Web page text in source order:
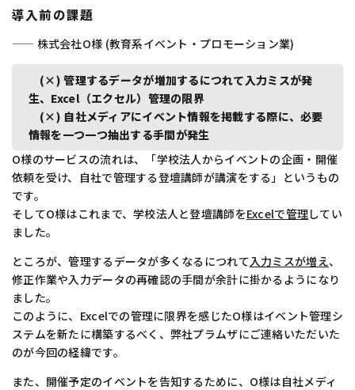
導入前の課題
—— 株式会社O様 (教育系イベント・プロモーション業)
(×) 管理するデータが増加するにつれて入力ミスが発
生、Excel（エクセル）管理の限界
(×) 自社メディアにイベント情報を掲載する際に、必要
情報を一つ一つ抽出する手間が発生
O様のサービスの流れは、「学校法人からイベントの企画・開催
依頼を受け、自社で管理する登壇講師が講演をする」というもの
です。
そしてO様はこれまで、学校法人と登壇講師をExcelで管理してい
ました。
ところが、管理するデータが多くなるにつれて入力ミスが増え、
修正作業や入力データの再確認の手間が余計に掛かるようになり
ました。
このように、Excelでの管理に限界を感じたO様はイベント管理シ
ステムを新たに構築するべく、弊社プラムザにご連絡いただいた
のが今回の経緯です。
また、開催予定のイベントを告知するために、O様は自社メディ